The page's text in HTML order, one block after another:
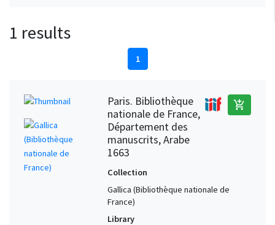
1 results
1
Paris. Bibliothèque
nationale de France,
Département des
manuscrits, Arabe
1663
add_shopping_cart
Collection
Gallica (Bibliothèque nationale de
France)
Library